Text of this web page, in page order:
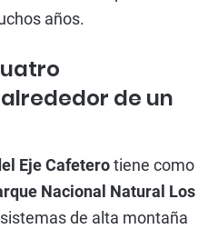
años.
de un
Eje Cafeterotiene como
Nacional Natural Los
de alta montaña